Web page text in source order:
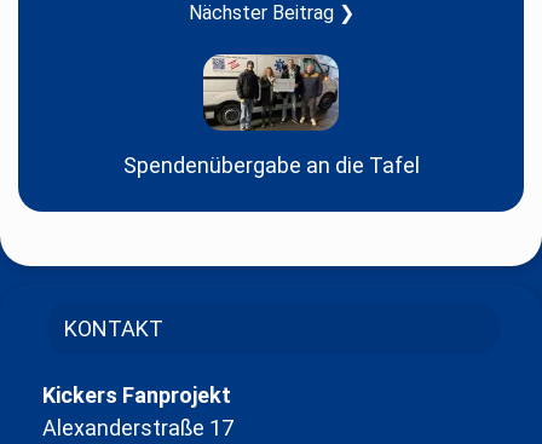
Nächster Beitrag ❯
Spendenübergabe an die Tafel
KONTAKT
Kickers Fanprojekt
Alexanderstraße 17